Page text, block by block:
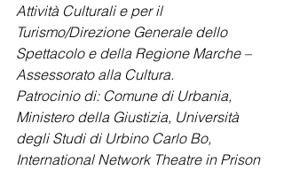
Attività Culturali e per il
Turismo/Direzione Generale dello
Spettacolo e della Regione Marche –
Assessorato alla Cultura.
Patrocinio di: Comune di Urbania,
Ministero della Giustizia, Università
degli Studi di Urbino Carlo Bo,
International Network Theatre in Prison